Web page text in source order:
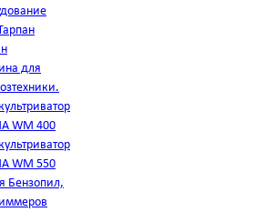
для
WM 400
WM 550
Бензопил,